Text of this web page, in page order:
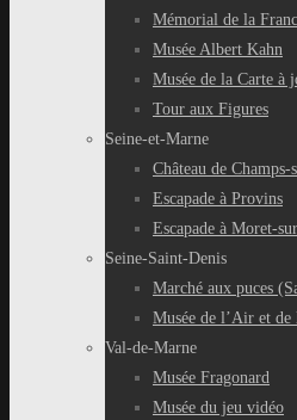
Mémorial de la
Musée Albert Kahn
Musée de la Carte à
Tour aux Figures
Seine-et-Marne
Château de
Escapade à Provins
Escapade à Moret-
Seine-Saint-Denis
Marché aux puces
Musée de l’Air et de
Val-de-Marne
Musée Fragonard
Musée du jeu vidéo